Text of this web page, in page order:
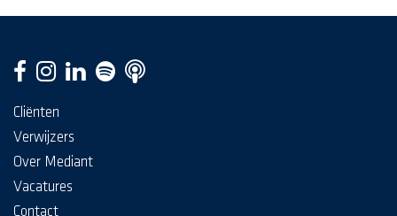
Cliënten
Verwijzers
Over Mediant
Vacatures
Contact